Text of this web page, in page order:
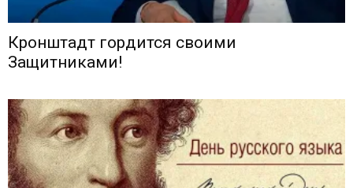
Кронштадт гордится своими
Защитниками!